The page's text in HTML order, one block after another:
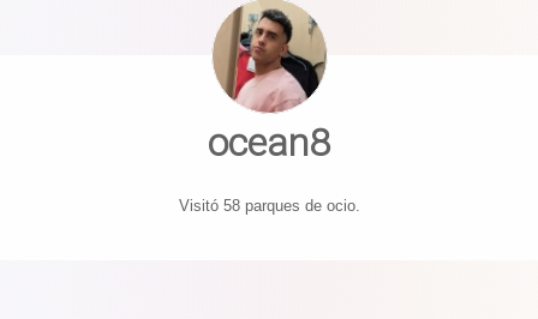
ocean8
Visitó 58 parques de ocio.